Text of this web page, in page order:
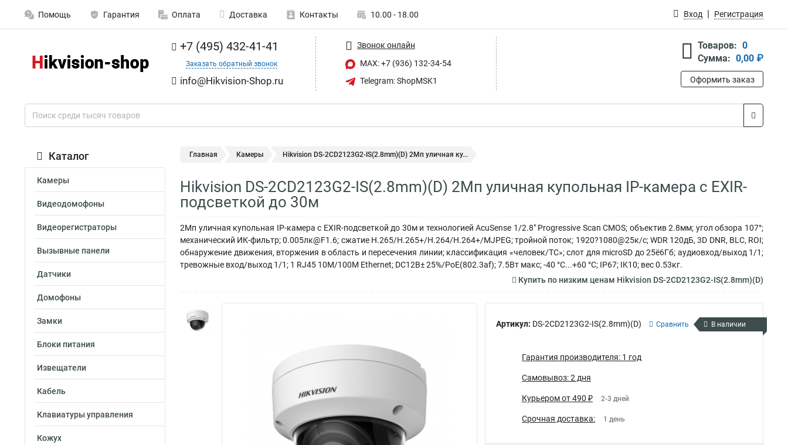
Помощь Гарантия Оплата Доставка Контакты 10.00 - 18.00 Вход Регистрация
+7 (495) 432-41-41
Заказать обратный звонок
info@Hikvision-Shop.ru
Звонок онлайн
MAX: +7 (936) 132-34-54
Telegram: ShopMSK1
Товаров: 0
Сумма: 0,00 ₽
Оформить заказ
Каталог
Камеры
Видеодомофоны
Видеорегистраторы
Вызывные панели
Датчики
Домофоны
Замки
Блоки питания
Извещатели
Кабель
Клавиатуры управления
Кожух
Главная Камеры Hikvision DS-2CD2123G2-IS(2.8mm)(D) 2Мп уличная ку...
Hikvision DS-2CD2123G2-IS(2.8mm)(D) 2Мп уличная купольная IP-камера с EXIR-
подсветкой до 30м
2Мп уличная купольная IP-камера с EXIR-подсветкой до 30м и технологией AcuSense 1/2.8" Progressive Scan CMOS; объектив 2.8мм; угол обзора 107°;
механический ИК-фильтр; 0.005лк@F1.6; сжатие H.265/H.265+/H.264/H.264+/MJPEG; тройной поток; 1920?1080@25к/с; WDR 120дБ, 3D DNR, BLC, ROI;
обнаружение движения, вторжения в область и пересечения линии; классификация «человек/ТС»; слот для microSD до 25ё6Гб; аудиовход/выход 1/1;
тревожные вход/выход 1/1; 1 RJ45 10M/100M Ethernet; DC12В± 25%/PoE(802.3af); 7.5Вт макс; -40 °C...+60 °C; IP67; IK10; вес 0.53кг.
Купить по низким ценам Hikvision DS-2CD2123G2-IS(2.8mm)(D)
Артикул: DS-2CD2123G2-IS(2.8mm)(D) Сравнить В наличии
Гарантия производителя: 1 год
Самовывоз: 2 дня
Курьером от 490 ₽ 2-3 дней
Срочная доставка: 1 день